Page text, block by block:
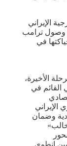
الإيراني
وصول ترامب
في
الأخيرة،
القائم في
الإيراني
وضمان
انطوى